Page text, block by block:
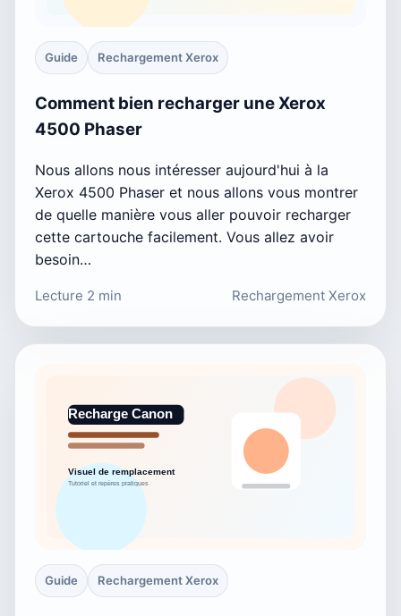
Guide Rechargement Xerox
Comment bien recharger une Xerox
4500 Phaser
Nous allons nous intéresser aujourd'hui à la
Xerox 4500 Phaser et nous allons vous montrer
de quelle manière vous aller pouvoir recharger
cette cartouche facilement. Vous allez avoir
besoin…
Lecture 2 min Rechargement Xerox
Guide Rechargement Xerox